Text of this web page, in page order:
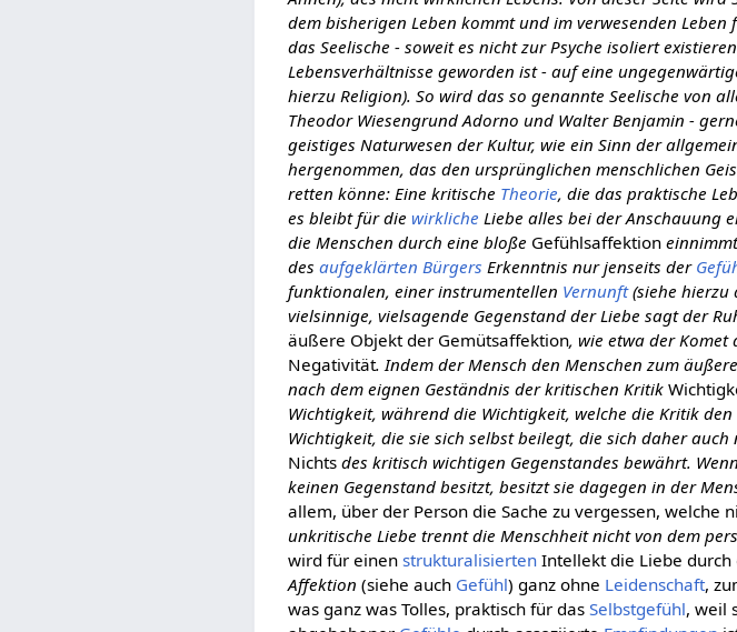
dem bisherigen Leben kommt und im verwesenden
das Seelische - soweit es nicht zur Psyche isoliert
Lebensverhältnisse geworden ist - auf eine
hierzu Religion). So wird das so genannte Seelische von
Theodor Wiesengrund Adorno und Walter Benjamin -
geistiges Naturwesen der Kultur, wie ein Sinn der
hergenommen, das den ursprünglichen menschlichen
retten könne: Eine kritische Theorie, die das praktische
es bleibt für diewirkliche Liebe alles bei der Anschauung
die Menschen durch eine bloße Gefühlsaffektion
desaufgeklärten Bürgers Erkenntnis nur jenseits der
funktionalen, einer instrumentellen Vernunft(siehe hierzu
vielsinnige, vielsagende Gegenstand der Liebe sagt der
äußere Objekt der Gemütsaffektion, wie etwa der
Negativität. Indem der Mensch den Menschen zum
nach dem eignen Geständnis der kritischen Kritik
Wichtigkeit, während die Wichtigkeit, welche die Kritik
Wichtigkeit, die sie sich selbst beilegt, die sich daher
Nichts des kritisch wichtigen Gegenstandes bewährt.
keinen Gegenstand besitzt, besitzt sie dagegen in der
allem, über der Person die Sache zu vergessen, welche
unkritische Liebe trennt die Menschheit nicht von dem
wird für einenstrukturalisierten Intellekt die Liebe durch
Affektion (siehe auch Gefühl) ganz ohne Leidenschaft,
was ganz was Tolles, praktisch für dasSelbstgefühl, weil